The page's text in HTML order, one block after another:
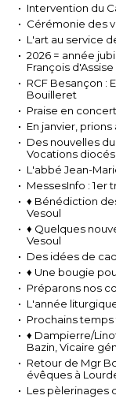
Intervention du
Cérémonie des
L'art au service
2026 = année
François d'Assise
RCF Besançon :
Bouilleret
Praise en
En janvier,
Des nouvelles
Vocations
L'abbé Jean-
MessesInfo : 1er
♦ Bénédiction
Vesoul
♦ Quelques
Vesoul
Des idées de
♦ Une bougie
Préparons nos
L'année
Prochains
♦ Dampierre/
Bazin, Vicaire
Retour de Mgr
évêques à
Les pèlerinages